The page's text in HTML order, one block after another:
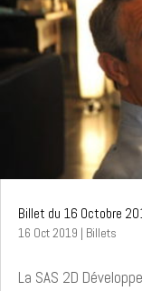
Billet du 16 Octobre
16 Oct 2019 | Billets
La SAS 2D